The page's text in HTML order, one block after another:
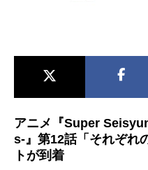
アニメ『Super
s-』第12話「それぞれ
トが到着